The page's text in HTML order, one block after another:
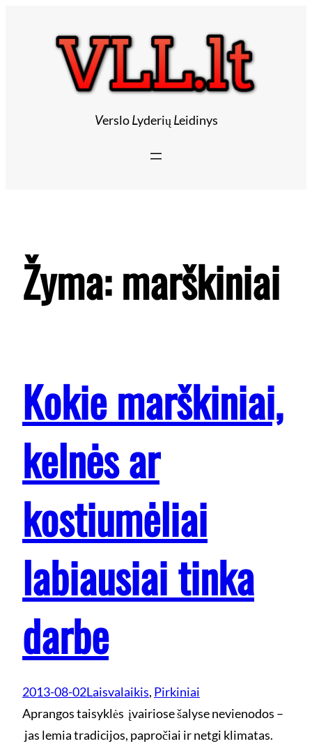
VersloLyderių Leidinys
Žyma:marškiniai
Kokie marškiniai,
kelnės ar
kostiumėliai
labiausiai tinka
darbe
2013-08-02Laisvalaikis, Pirkiniai
Aprangos taisyklės įvairiose šalyse nevienodos –
jas lemia tradicijos, papročiai ir netgi klimatas.